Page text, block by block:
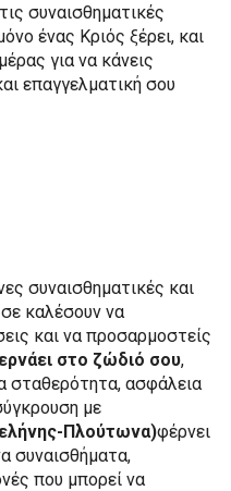
συναισθηματικές
ένας Κριός ξέρει, και
για να κάνεις
επαγγελματική σου
συναισθηματικές και
καλέσουν να
και να προσαρμοστείς
στο ζώδιό σου,
σταθερότητα, ασφάλεια
με
Πλούτωνα)φέρνει
συναισθήματα,
που μπορεί να